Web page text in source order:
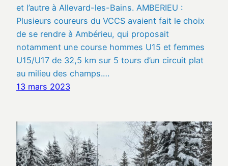
et l’autre à Allevard-les-Bains. AMBERIEU :
Plusieurs coureurs du VCCS avaient fait le choix
de se rendre à Ambérieu, qui proposait
notamment une course hommes U15 et femmes
U15/U17 de 32,5 km sur 5 tours d’un circuit plat
au milieu des champs.…
13 mars 2023